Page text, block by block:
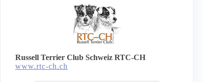
Russell Terrier Club Schweiz RTC-CH
www.rtc-ch.ch